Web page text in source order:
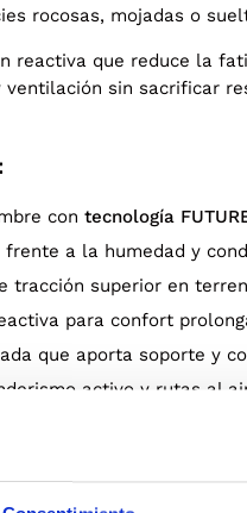
rocosas, mojadas o
reactiva que reduce la
ventilación sin sacrificar
con tecnología
a la humedad y
tracción superior en
para confort
que aporta soporte y
activo y rutas al
buscan